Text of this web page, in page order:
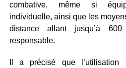
combative, même si
individuelle, ainsi que les
distance allant jusqu’à
responsable.
Il a précisé que l’utilisation